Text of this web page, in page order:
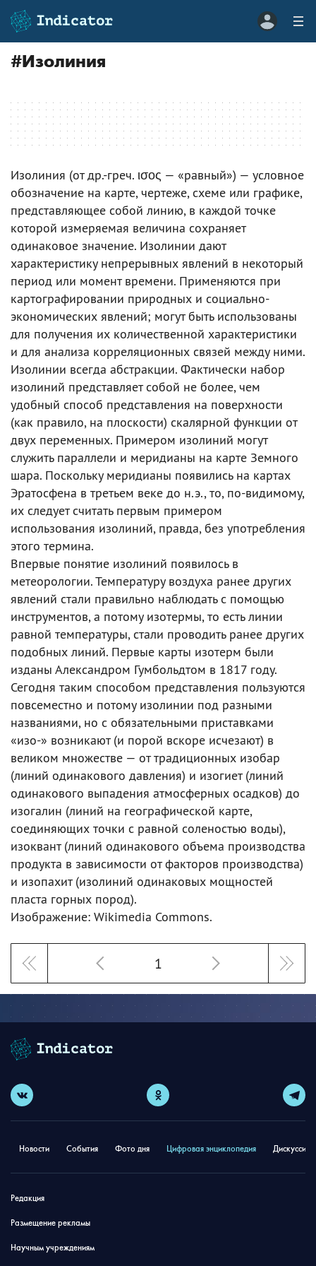
#Изолиния
Изолиния (от др.-греч. ισος — «равный») — условное
обозначение на карте, чертеже, схеме или графике,
представляющее собой линию, в каждой точке
которой измеряемая величина сохраняет
одинаковое значение. Изолинии дают
характеристику непрерывных явлений в некоторый
период или момент времени. Применяются при
картографировании природных и социально-
экономических явлений; могут быть использованы
для получения их количественной характеристики
и для анализа корреляционных связей между ними.
Изолинии всегда абстракции. Фактически набор
изолиний представляет собой не более, чем
удобный способ представления на поверхности
(как правило, на плоскости) скалярной функции от
двух переменных. Примером изолиний могут
служить параллели и меридианы на карте Земного
шара. Поскольку меридианы появились на картах
Эратосфена в третьем веке до н.э., то, по-видимому,
их следует считать первым примером
использования изолиний, правда, без употребления
этого термина.
Впервые понятие изолиний появилось в
метеорологии. Температуру воздуха ранее других
явлений стали правильно наблюдать с помощью
инструментов, а потому изотермы, то есть линии
равной температуры, стали проводить ранее других
подобных линий. Первые карты изотерм были
изданы Александром Гумбольдтом в 1817 году.
Сегодня таким способом представления пользуются
повсеместно и потому изолинии под разными
названиями, но с обязательными приставками
«изо-» возникают (и порой вскоре исчезают) в
великом множестве — от традиционных изобар
(линий одинакового давления) и изогиет (линий
одинакового выпадения атмосферных осадков) до
изогалин (линий на географической карте,
соединяющих точки с равной соленостью воды),
изоквант (линий одинакового объема производства
продукта в зависимости от факторов производства)
и изопахит (изолиний одинаковых мощностей
пласта горных пород).
Изображение: Wikimedia Commons.
1
Новости События Фото дня Цифровая энциклопедия
Редакция
Размещение рекламы
Научным учреждениям